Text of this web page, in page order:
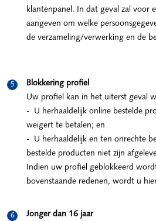
klantenpanel. In dat geval zal voor
aangeven om welke
de verzameling/verwerking en de
Blokkering profiel
Uw profiel kan in het uiterst geval
- U herhaaldelijk online bestelde
weigert te betalen; en
- U herhaaldelijk en ten onrechte
bestelde producten niet zijn
Indien uw profiel geblokkeerd
bovenstaande redenen, wordt u
Jonger dan 16 jaar